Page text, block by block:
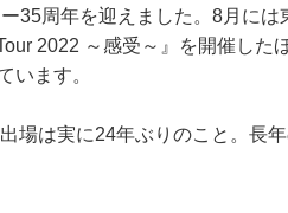
35周年を迎えました。8月に
2022 ～感受～』を開催した
います。
場は実に24年ぶりのこと。長